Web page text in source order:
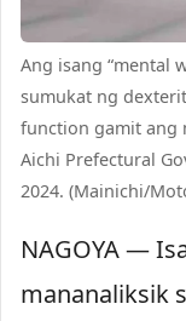
Ang isang “mental
sumukat ng
function gamit ang
Aichi Prefectural
2024. (Mainichi/
NAGOYA —
mananaliksik